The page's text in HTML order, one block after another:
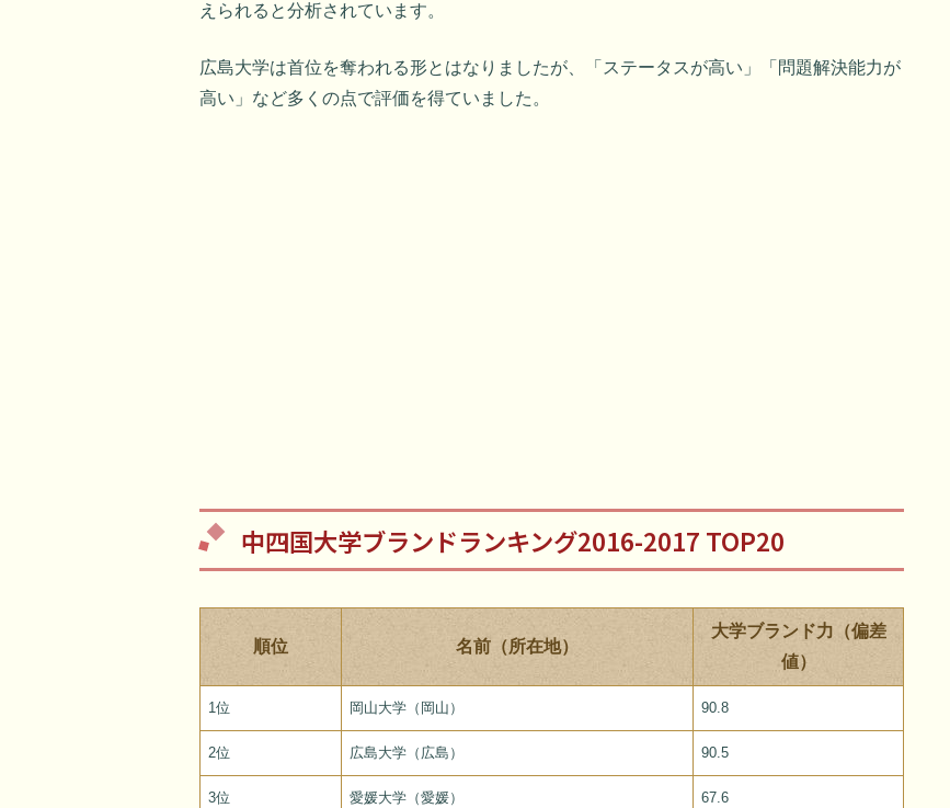
えられると分析されています。
広島大学は首位を奪われる形とはなりましたが、「ステータスが高い」「問題解決能力が
高い」など多くの点で評価を得ていました。
中四国大学ブランドランキング2016-2017 TOP20
順位 名前（所在地）
大学ブランド力（偏差
値）
1位 岡山大学（岡山） 90.8
2位 広島大学（広島） 90.5
3位 愛媛大学（愛媛） 67.6